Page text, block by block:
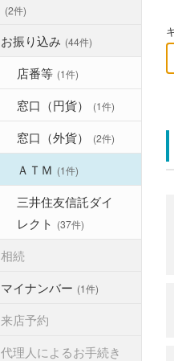
(2件)
お振り込み (44件)
店番等 (1件)
窓口（円貨） (1件)
窓口（外貨） (2件)
ＡＴＭ (1件)
三井住友信託ダイ
レクト (37件)
相続
マイナンバー (1件)
来店予約
代理人によるお手続き